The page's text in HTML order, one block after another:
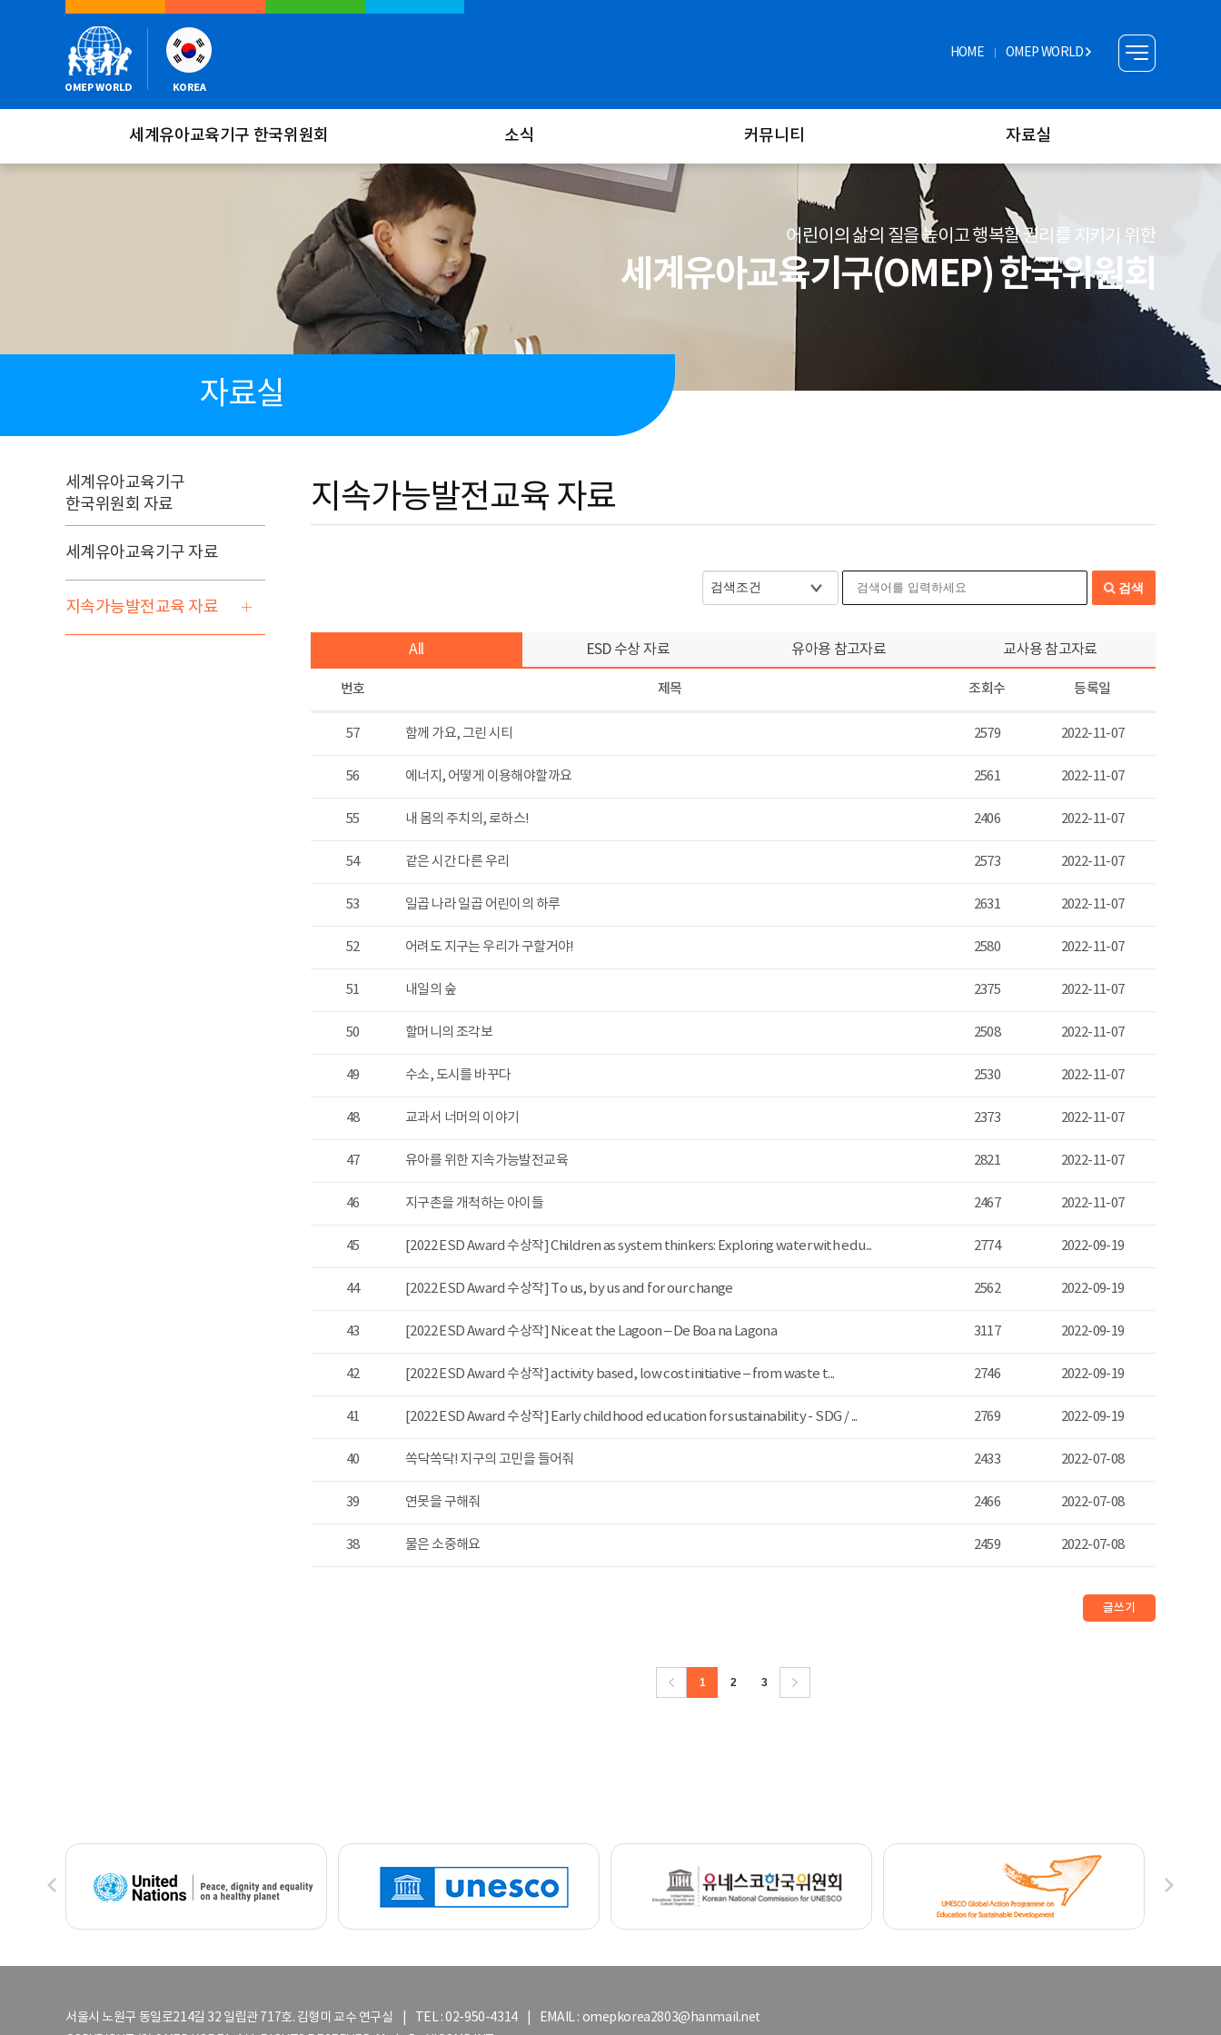
HOME OMEP WORLD
세계유아교육기구 한국위원회 소식 커뮤니티 자료실
어린이의 삶의 질을 높이고 행복할 권리를 지키기 위한
세계유아교육기구(OMEP) 한국위원회
자료실
세계유아교육기구
한국위원회 자료
세계유아교육기구 자료
지속가능발전교육 자료
지속가능발전교육 자료
검색
All ESD 수상 자료 유아용 참고자료 교사용 참고자료
번호 제목 조회수 등록일
57 함께 가요, 그린 시티 2579 2022-11-07
56 에너지, 어떻게 이용해야할까요 2561 2022-11-07
55 내 몸의 주치의, 로하스! 2406 2022-11-07
54 같은 시간 다른 우리 2573 2022-11-07
53 일곱 나라 일곱 어린이의 하루 2631 2022-11-07
52 어려도 지구는 우리가 구할거야! 2580 2022-11-07
51 내일의 숲 2375 2022-11-07
50 할머니의 조각보 2508 2022-11-07
49 수소, 도시를 바꾸다 2530 2022-11-07
48 교과서 너머의 이야기 2373 2022-11-07
47 유아를 위한 지속가능발전교육 2821 2022-11-07
46 지구촌을 개척하는 아이들 2467 2022-11-07
45 [2022 ESD Award 수상작] Children as system thinkers: Exploring water with edu... 2774 2022-09-19
44 [2022 ESD Award 수상작] To us, by us and for our change 2562 2022-09-19
43 [2022 ESD Award 수상작] Nice at the Lagoon – De Boa na Lagona 3117 2022-09-19
42 [2022 ESD Award 수상작] activity based, low cost initiative – from waste t... 2746 2022-09-19
41 [2022 ESD Award 수상작] Early childhood education for sustainability - SDG / ... 2769 2022-09-19
40 쏙닥쏙닥! 지구의 고민을 들어줘 2433 2022-07-08
39 연못을 구해줘 2466 2022-07-08
38 물은 소중해요 2459 2022-07-08
글쓰기
1 2 3
서울시 노원구 동일로214길 32 일립관 717호. 김형미 교수 연구실 | TEL : 02-950-4314 | EMAIL : omepkorea2803@hanmail.net